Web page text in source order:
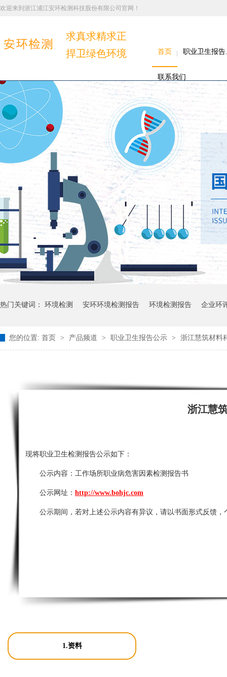
欢迎来到浙江浦江安环检测科技股份有限公司官网！
求真求精求正
捍卫绿色环境
首页 职业卫生报
联系我们
热门关键词： 环境检测 安环环境检测报告 环境检测报告 企业环
您的位置: 首页 > 产品频道 > 职业卫生报告公示 > 浙江慧筑材料
浙江慧
现将职业卫生检测报告公示如下：
公示内容： 工作场所职业病危害因素检测报告书
公示网址： http://www.bohjc.com
公示期间，若对上述公示内容有异议，请以书面形式反馈，
1.资料